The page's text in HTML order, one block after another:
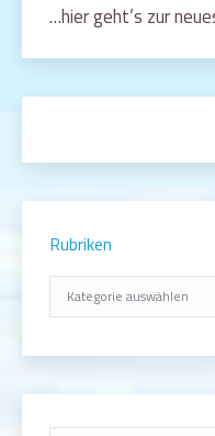
…hier geht’s zur
Rubriken
Rubriken